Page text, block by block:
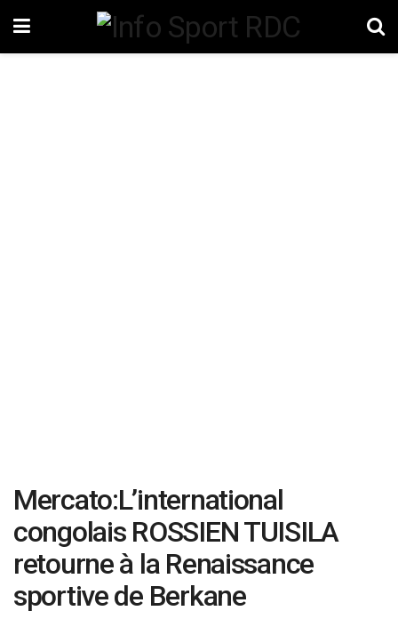
Mercato:L’international
congolais ROSSIEN TUISILA
retourne à la Renaissance
sportive de Berkane